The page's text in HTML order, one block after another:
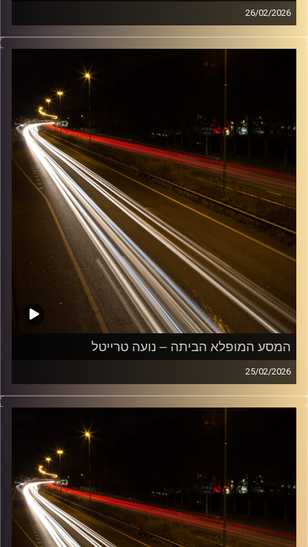
26/02/2026
מוזיקה שתלווה אותנו אחרי יום עבודה ארוך ותחזיר אותנו
הביתה בשלום עם שי שחם
קרדיט תמונות:
המסע המופלא הביתה – נועה טרייטל
25/02/2026
מוזיקה שתלווה אותנו אחרי יום עבודה ארוך ותחזיר אותנו
הביתה בשלום עם נועה טרייטל
קרדיט תמונות: